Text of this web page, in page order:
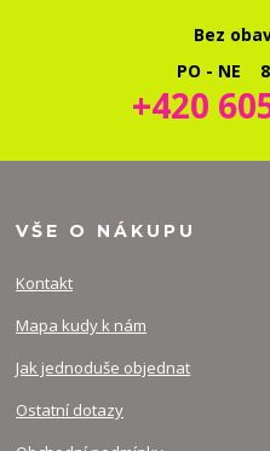
Bez
PO - NE
+420
VŠE O NÁKUPU
Kontakt
Mapa kudy k nám
Jak jednoduše objednat
Ostatní dotazy